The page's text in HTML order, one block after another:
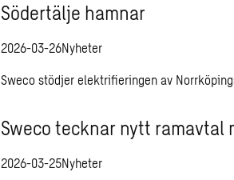
Södertälje hamnar
2026-03-26Nyheter
Sweco stödjer elektrifieringen av
Sweco tecknar nytt ramavtal
2026-03-25Nyheter